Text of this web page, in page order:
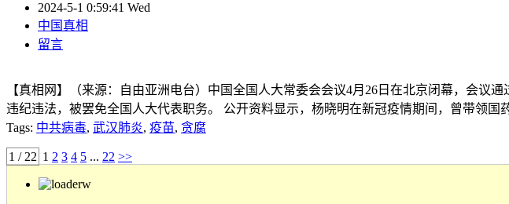
2024-5-1 0:59:41 Wed
中国真相
留言
【真相网】（来源：自由亚洲电台）中国全国人大常委会会议4月26日在北京闭幕，会
违纪违法，被罢免全国人大代表职务。 公开资料显示，杨晓明在新冠疫情期间，曾带领
Tags: 中共病毒, 武汉肺炎, 疫苗, 贪腐
1 / 22 1 2 3 4 5 ... 22 >>